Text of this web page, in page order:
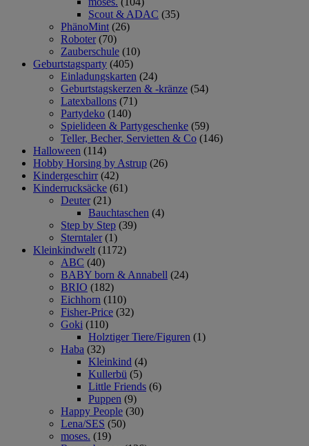
Scout & ADAC (35)
PhänoMint (26)
Roboter (70)
Zauberschule (10)
Geburtstagsparty (405)
Einladungskarten (24)
Geburtstagskerzen & -kränze (54)
Latexballons (71)
Partydeko (140)
Spielideen & Partygeschenke (59)
Teller, Becher, Servietten & Co (146)
Halloween (114)
Hobby Horsing by Astrup (26)
Kindergeschirr (42)
Kinderrucksäcke (61)
Deuter (21)
Bauchtaschen (4)
Step by Step (39)
Sterntaler (1)
Kleinkindwelt (1172)
ABC (40)
BABY born & Annabell (24)
BRIO (182)
Eichhorn (110)
Fisher-Price (32)
Goki (110)
Holztiger Tiere/Figuren (1)
Haba (32)
Kleinkind (4)
Kullerbü (5)
Little Friends (6)
Puppen (9)
Happy People (30)
Lena/SES (50)
moses. (19)